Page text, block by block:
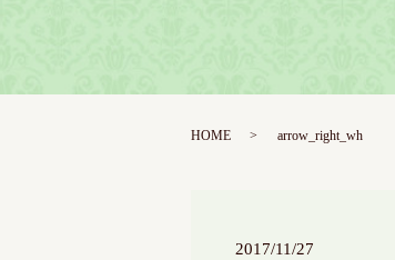
HOME arrow_right_wh
2017/11/27